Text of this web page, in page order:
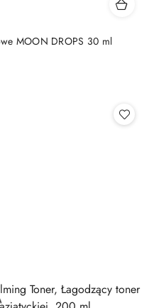
MOON DROPS 30 ml